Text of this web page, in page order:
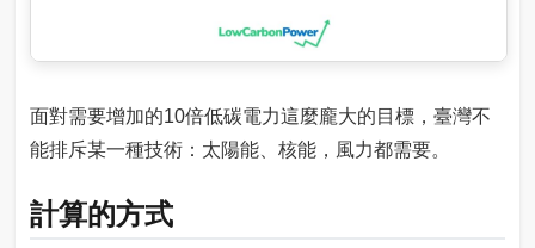
面對需要增加的10倍低碳電力這麼龐大的目標，臺灣不
能排斥某一種技術：太陽能、核能，風力都需要。
計算的方式